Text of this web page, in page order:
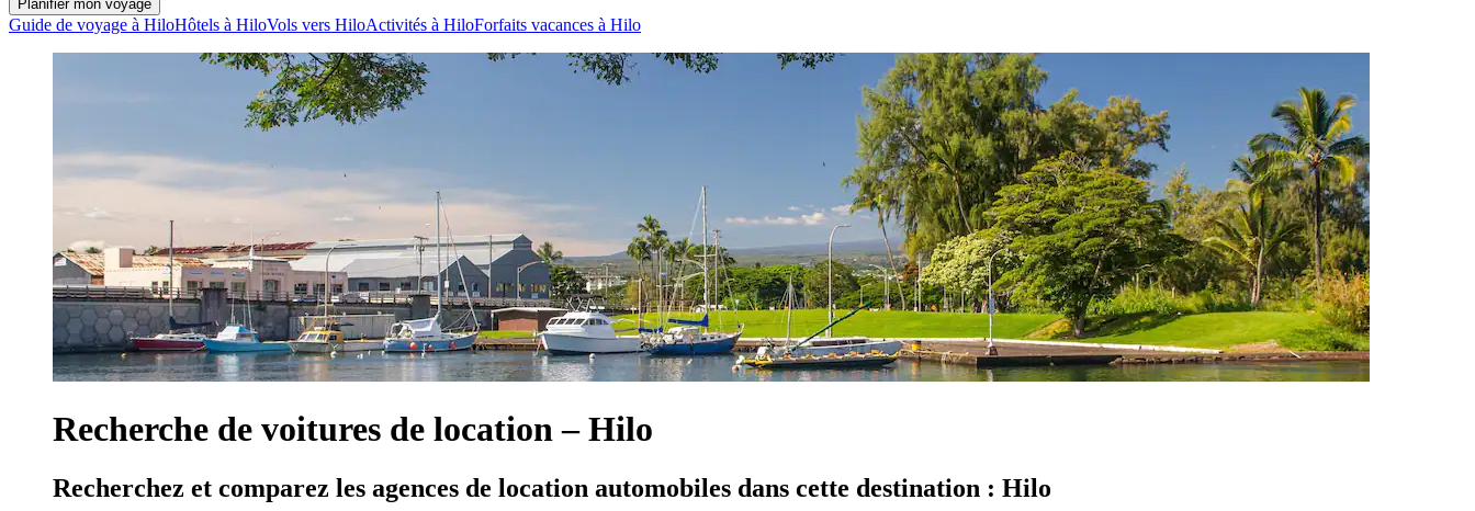
Planifier mon voyage
Guide de voyage à HiloHôtels à HiloVols vers HiloActivités à HiloForfaits vacances à Hilo
Recherche de voitures de location – Hilo
Recherchez et comparez les agences de location automobiles dans cette destination : Hilo